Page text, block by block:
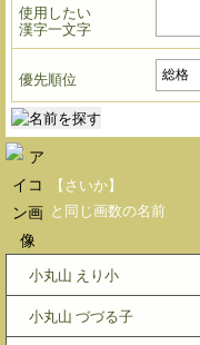
使用したい
漢字一文字
優先順位
【さいか】
と同じ画数の名前
小丸山 えり小
小丸山 づづる子